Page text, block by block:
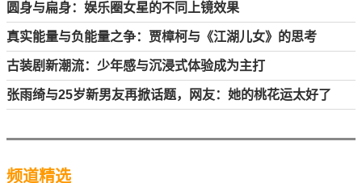
圆身与扁身：娱乐圈女星的不同上镜效果
真实能量与负能量之争：贾樟柯与《江湖儿女》的思考
古装剧新潮流：少年感与沉浸式体验成为主打
张雨绮与25岁新男友再掀话题，网友：她的桃花运太好了
频道精选